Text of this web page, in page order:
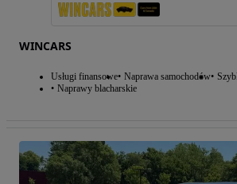
WINCARS
Usługi finansowe Naprawa samochodów
Naprawy blacharskie